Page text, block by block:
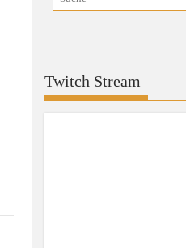
Twitch Stream